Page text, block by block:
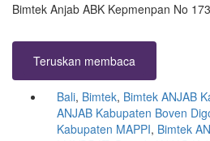
Bimtek Anjab ABK Kepmenpan No
Teruskan membaca
Bali, Bimtek, Bimtek ANJAB
ANJAB Kabupaten Boven
Kabupaten MAPPI, Bimtek